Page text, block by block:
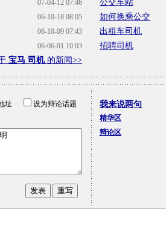
07-04-12 07:46
06-10-18 08:05
06-10-09 07:43
06-06-01 10:03
宝马 司机的新闻>>
公交车站
如何换乘公交
出租车司机
招聘司机
址
设为辩论话题
我来说两句
精华区
辩论区